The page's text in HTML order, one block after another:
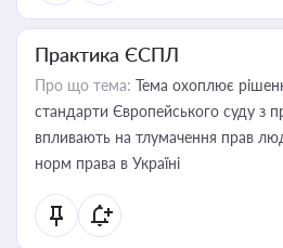
Практика ЄСПЛ
Про що тема: Тема охоплює
стандарти Європейського суду з
впливають на тлумачення прав
норм права в Україні